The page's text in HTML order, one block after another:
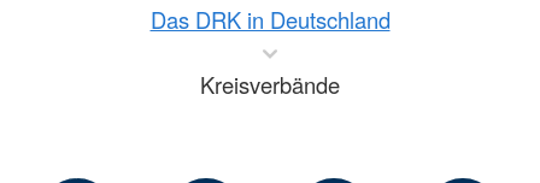
Das DRK in Deutschland
Kreisverbände